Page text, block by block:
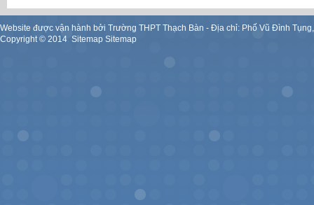
Website được vận hành bởi Trường THPT Thạch Bàn - Địa chỉ: Phố Vũ Đình
Copyright © 2014. Sitemap Sitemap